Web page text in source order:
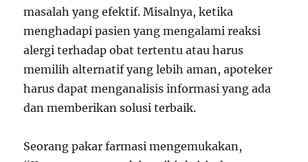
masalah yang efektif. Misalnya, ketika
menghadapi pasien yang mengalami reaksi
alergi terhadap obat tertentu atau harus
memilih alternatif yang lebih aman, apoteker
harus dapat menganalisis informasi yang ada
dan memberikan solusi terbaik.
Seorang pakar farmasi mengemukakan,